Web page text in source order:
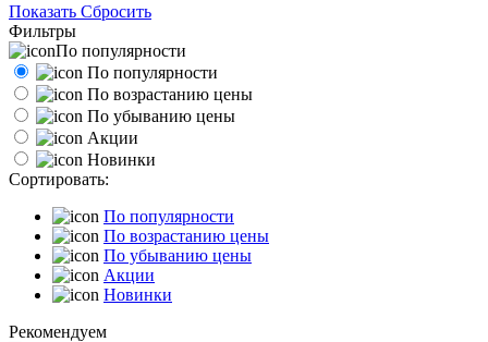
Показать Сбросить
Фильтры
По популярности
По популярности
По возрастанию цены
По убыванию цены
Акции
Новинки
Сортировать:
По популярности
По возрастанию цены
По убыванию цены
Акции
Новинки
Рекомендуем